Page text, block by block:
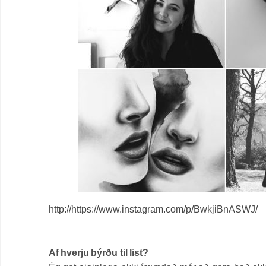
http://https://www.instagram.com/p/BwkjiBnASWJ/
Af hverju býrðu til list?